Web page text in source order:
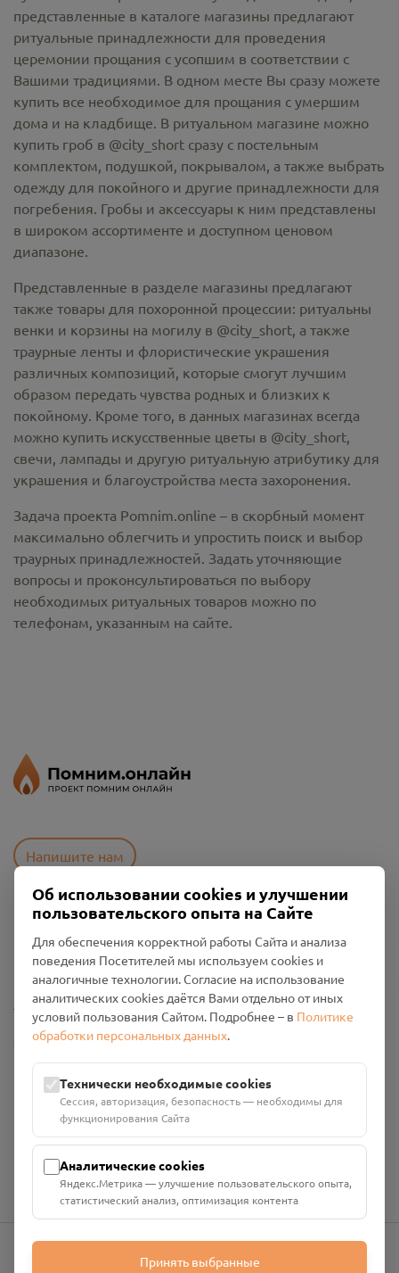
представленные в каталоге магазины предлагают
ритуальные принадлежности для проведения
церемонии прощания с усопшим в соответствии с
Вашими традициями. В одном месте Вы сразу можете
купить все необходимое для прощания с умершим
дома и на кладбище. В ритуальном магазине можно
купить гроб в @city_short сразу с постельным
комплектом, подушкой, покрывалом, а также выбрать
одежду для покойного и другие принадлежности для
погребения. Гробы и аксессуары к ним представлены
в широком ассортименте и доступном ценовом
диапазоне.
Представленные в разделе магазины предлагают
также товары для похоронной процессии: ритуальны
венки и корзины на могилу в @city_short, а также
траурные ленты и флористические украшения
различных композиций, которые смогут лучшим
образом передать чувства родных и близких к
покойному. Кроме того, в данных магазинах всегда
можно купить искусственные цветы в @city_short,
свечи, лампады и другую ритуальную атрибутику для
украшения и благоустройства места захоронения.
Задача проекта Pomnim.online – в скорбный момент
максимально облегчить и упростить поиск и выбор
траурных принадлежностей. Задать уточняющие
вопросы и проконсультироваться по выбору
необходимых ритуальных товаров можно по
телефонам, указанным на сайте.
Напишите нам
Политика конфиденциальности
Промо-материалы
Настройки cookies
Общество с ограниченной ответственностью «Смоленский
Проект Помним»
ИНН: 6700029207 ОГРН: 1256700001986
Юридический адрес: 216790, Смоленская область, р-н
Руднянский, г. Рудня, улица Западная, д. 26А, пом. 18
Номер счёта: 40702810901130004287 в АО "АЛЬФА-БАНК"
Об использовании cookies и улучшении
пользовательского опыта на Сайте
Для обеспечения корректной работы Сайта и анализа
поведения Посетителей мы используем cookies и
аналогичные технологии. Согласие на использование
аналитических cookies даётся Вами отдельно от иных
условий пользования Сайтом. Подробнее – в Политике
обработки персональных данных.
Технически необходимые cookies
Сессия, авторизация, безопасность — необходимы для
функционирования Сайта
Аналитические cookies
Яндекс.Метрика — улучшение пользовательского опыта,
статистический анализ, оптимизация контента
Принять выбранные